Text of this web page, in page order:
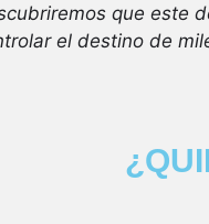
que este
el destino de